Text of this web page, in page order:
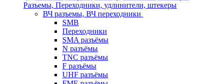
Разъемы, Переходники, удлинители, штекеры
ВЧ разъемы, ВЧ переходники
SMB
Переходники
SMA разъёмы
N разъёмы
TNC разъёмы
F разъёмы
UHF разъёмы